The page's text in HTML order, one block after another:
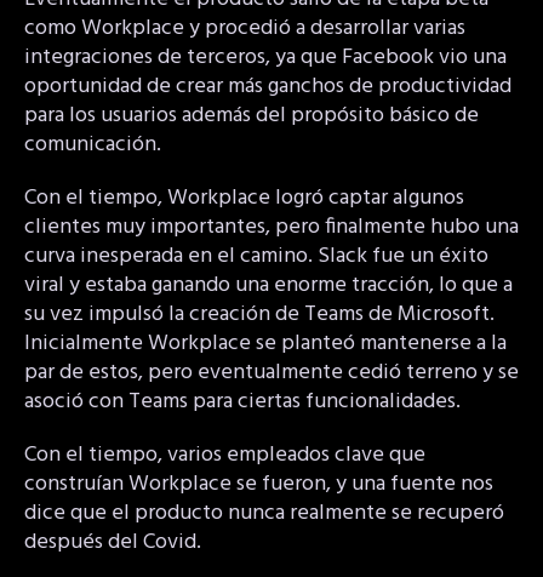
como Workplace y procedió a desarrollar varias
integraciones de terceros, ya que Facebook vio una
oportunidad de crear más ganchos de productividad
para los usuarios además del propósito básico de
comunicación.
Con el tiempo, Workplace logró captar algunos
clientes muy importantes, pero finalmente hubo una
curva inesperada en el camino. Slack fue un éxito
viral y estaba ganando una enorme tracción, lo que a
su vez impulsó la creación de Teams de Microsoft.
Inicialmente Workplace se planteó mantenerse a la
par de estos, pero eventualmente cedió terreno y se
asoció con Teams para ciertas funcionalidades.
Con el tiempo, varios empleados clave que
construían Workplace se fueron, y una fuente nos
dice que el producto nunca realmente se recuperó
después del Covid.